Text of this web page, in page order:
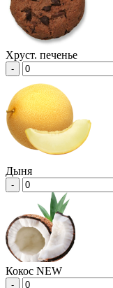
Хруст. печенье
-
Дыня
-
Кокос NEW
-